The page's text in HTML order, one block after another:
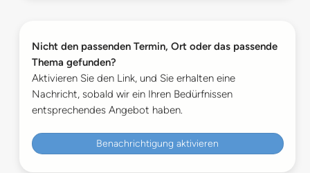
Nicht den passenden Termin, Ort oder das passende
Thema gefunden?
Aktivieren Sie den Link, und Sie erhalten eine
Nachricht, sobald wir ein Ihren Bedürfnissen
entsprechendes Angebot haben.
Benachrichtigung aktivieren